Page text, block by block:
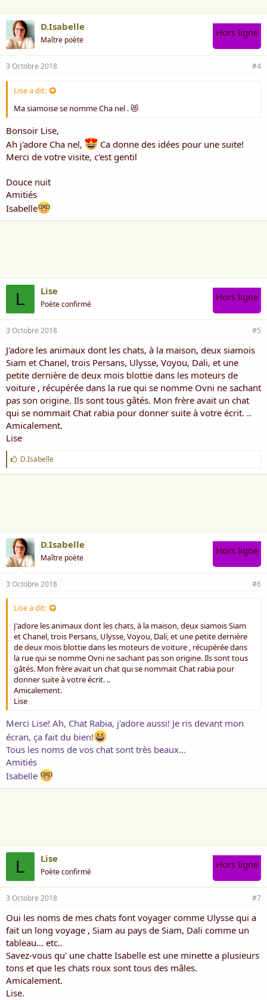
D.Isabelle
Maître poète
Hors ligne
3 Octobre 2018 #4
Lise a dit:
Ma siamoise se nomme Cha nel . 😻
Bonsoir Lise,
Ah j'adore Cha nel,
Ca donne des idées pour une suite!
Merci de votre visite, c'est gentil
Douce nuit
Amitiés
Isabelle
L Lise
Poète confirmé
Hors ligne
3 Octobre 2018 #5
J'adore les animaux dont les chats, à la maison, deux siamois
Siam et Chanel, trois Persans, Ulysse, Voyou, Dali, et une
petite dernière de deux mois blottie dans les moteurs de
voiture , récupérée dans la rue qui se nomme Ovni ne sachant
pas son origine. Ils sont tous gâtés. Mon frère avait un chat
qui se nommait Chat rabia pour donner suite à votre écrit. ..
Amicalement.
Lise
J
'
a
D.Isabelle
D.Isabelle
Maître poète
Hors ligne
3 Octobre 2018 #6
Lise a dit:
J'adore les animaux dont les chats, à la maison, deux siamois Siam
et Chanel, trois Persans, Ulysse, Voyou, Dali, et une petite dernière
de deux mois blottie dans les moteurs de voiture , récupérée dans
la rue qui se nomme Ovni ne sachant pas son origine. Ils sont tous
gâtés. Mon frère avait un chat qui se nommait Chat rabia pour
donner suite à votre écrit. ..
Amicalement.
Lise
Merci Lise! Ah, Chat Rabia, j'adore aussi! Je ris devant mon
écran, ça fait du bien!
Tous les noms de vos chat sont très beaux...
Amitiés
Isabelle
L Lise
Poète confirmé
Hors ligne
3 Octobre 2018 #7
Oui les noms de mes chats font voyager comme Ulysse qui a
fait un long voyage , Siam au pays de Siam, Dali comme un
tableau... etc..
Savez-vous qu' une chatte Isabelle est une minette a plusieurs
tons et que les chats roux sont tous des mâles.
Amicalement.
Lise.